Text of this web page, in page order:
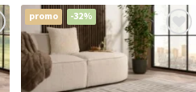
promo -32%